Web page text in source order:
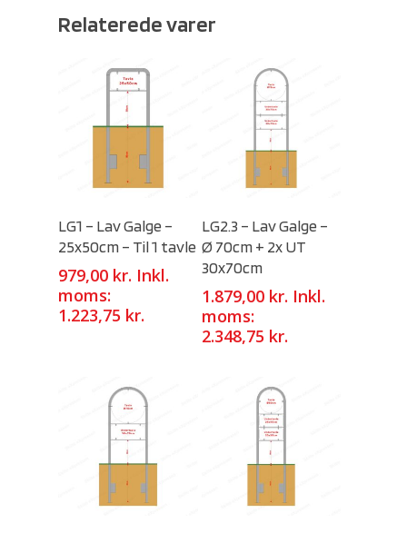
Relaterede varer
LG1 – Lav Galge –
25x50cm – Til 1 tavle
979,00 kr. Inkl.
moms:
1.223,75 kr.
LG2.3 – Lav Galge –
Ø 70cm + 2x UT
30x70cm
1.879,00 kr. Inkl.
moms:
2.348,75 kr.